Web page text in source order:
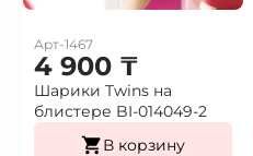
Арт-1467
4 900 ₸
Шарики Twins на
блистере BI-014049-2
В корзину